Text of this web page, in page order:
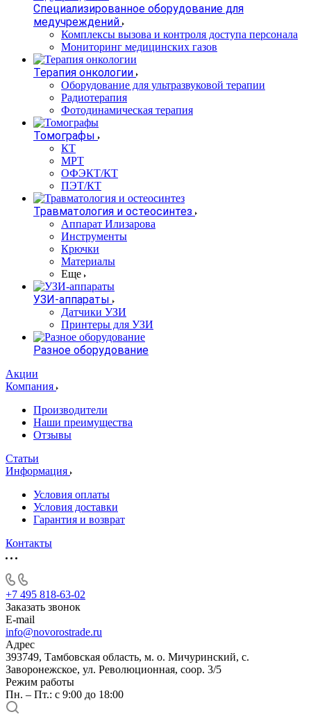
Специализированное оборудование для
медучреждений
Комплексы вызова и контроля доступа персонала
Мониторинг медицинских газов
Терапия онкологии
Оборудование для ультразвуковой терапии
Радиотерапия
Фотодинамическая терапия
Томографы
КТ
МРТ
ОФЭКТ/КТ
ПЭТ/КТ
Травматология и остеосинтез
Аппарат Илизарова
Инструменты
Крючки
Материалы
Еще
УЗИ-аппараты
Датчики УЗИ
Принтеры для УЗИ
Разное оборудование
Акции
Компания
Производители
Наши преимущества
Отзывы
Статьи
Информация
Условия оплаты
Условия доставки
Гарантия и возврат
Контакты
+7 495 818-63-02
Заказать звонок
E-mail
info@novorostrade.ru
Адрес
393749, Тамбовская область, м. о. Мичуринский, с.
Заворонежское, ул. Революционная, соор. 3/5
Режим работы
Пн. – Пт.: с 9:00 до 18:00